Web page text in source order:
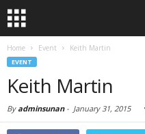
Home Event Keith Martin
EVENT
Keith Martin
Byadminsunan- January 31, 2015